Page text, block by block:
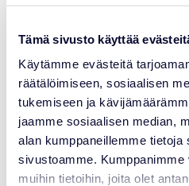
Tämä sivusto käyttää
Käytämme evästeitä
räätälöimiseen, sosiaalisen
tukemiseen ja
jaamme sosiaalisen median,
alan kumppaneillemme tietoja
sivustoamme.
muihin tietoihin, joita olet
Lisää